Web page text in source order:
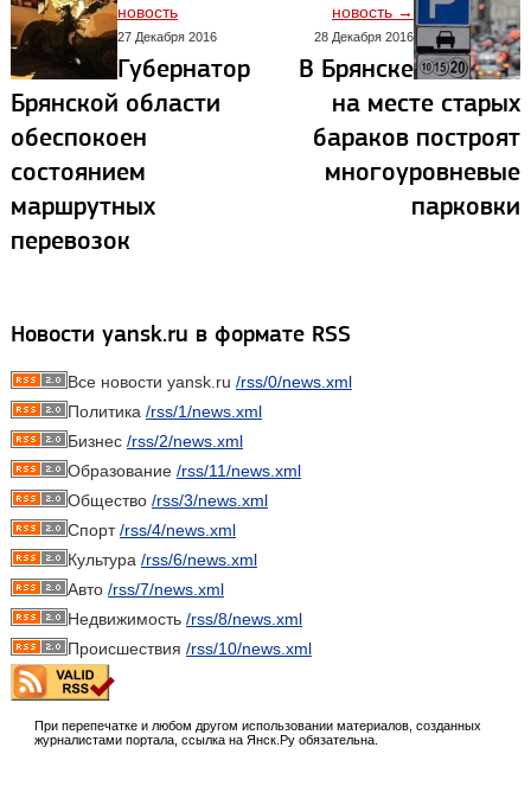
новость
27 Декабря 2016
Губернатор
Брянской области
обеспокоен
состоянием
маршрутных
перевозок
новость →
28 Декабря 2016
В Брянске
на месте старых
бараков построят
многоуровневые
парковки
Новости yansk.ru в формате RSS
Все новости yansk.ru /rss/0/news.xml
Политика /rss/1/news.xml
Бизнес /rss/2/news.xml
Образование /rss/11/news.xml
Общество /rss/3/news.xml
Спорт/rss/4/news.xml
Культура /rss/6/news.xml
Авто /rss/7/news.xml
Недвижимость /rss/8/news.xml
Происшествия /rss/10/news.xml
При перепечатке и любом другом использовании материалов, созданных
журналистами портала, ссылка на Янск.Ру обязательна.